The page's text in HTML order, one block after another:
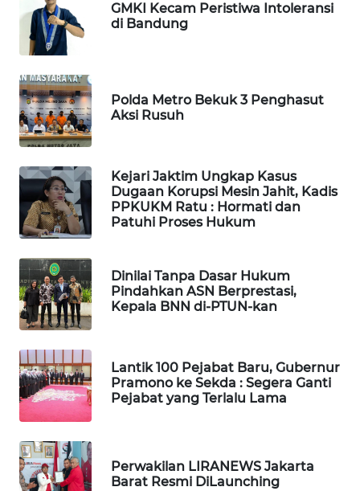
GMKI Kecam Peristiwa Intoleransi
di Bandung
Polda Metro Bekuk 3 Penghasut
Aksi Rusuh
Kejari Jaktim Ungkap Kasus
Dugaan Korupsi Mesin Jahit, Kadis
PPKUKM Ratu : Hormati dan
Patuhi Proses Hukum
Dinilai Tanpa Dasar Hukum
Pindahkan ASN Berprestasi,
Kepala BNN di-PTUN-kan
Lantik 100 Pejabat Baru, Gubernur
Pramono ke Sekda : Segera Ganti
Pejabat yang Terlalu Lama
Perwakilan LIRANEWS Jakarta
Barat Resmi DiLaunching
WN
SIMALUNGUN
LABUHANBATU
WN
TAPANULI
WN DELI
SERDANG
WN
TEBING
TINGGI
PAKPAK
WN
KARAWANG
WN
BEKASI